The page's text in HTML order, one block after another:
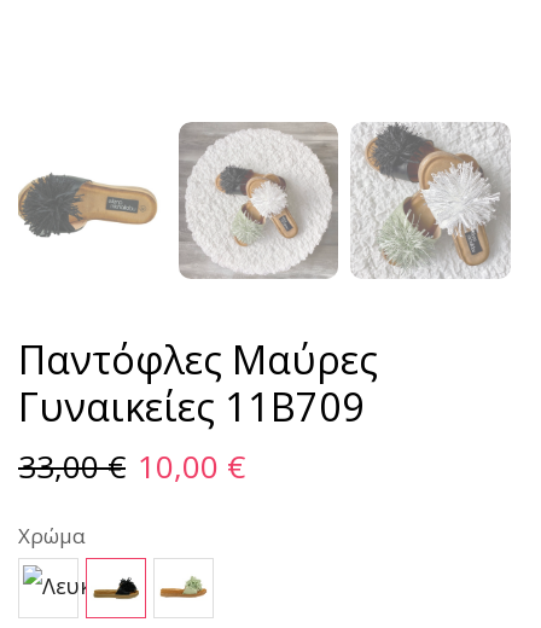
Παντόφλες Μαύρες
Γυναικείες 11B709
33,00€ 10,00 €
Χρώμα